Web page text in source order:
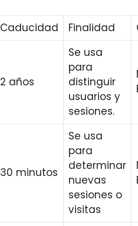
Caducidad Finalidad
2 años
Se usa
para
distinguir
usuarios y
sesiones.
30 minutos
Se usa
para
determinar
nuevas
sesiones o
visitas